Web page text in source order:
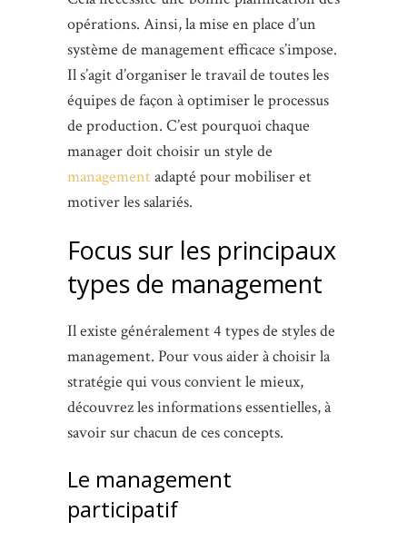
opérations. Ainsi, la mise en place d’un
système de management efficace s’impose.
Il s’agit d’organiser le travail de toutes les
équipes de façon à optimiser le processus
de production. C’est pourquoi chaque
manager doit choisir un style de
managementadapté pour mobiliser et
motiver les salariés.
Focus sur les principaux
types de management
Il existe généralement 4 types de styles de
management. Pour vous aider à choisir la
stratégie qui vous convient le mieux,
découvrez les informations essentielles, à
savoir sur chacun de ces concepts.
Le management
participatif